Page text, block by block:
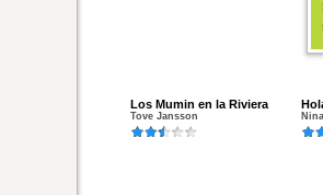
Los Mumin en la Riviera
Tove Jansson